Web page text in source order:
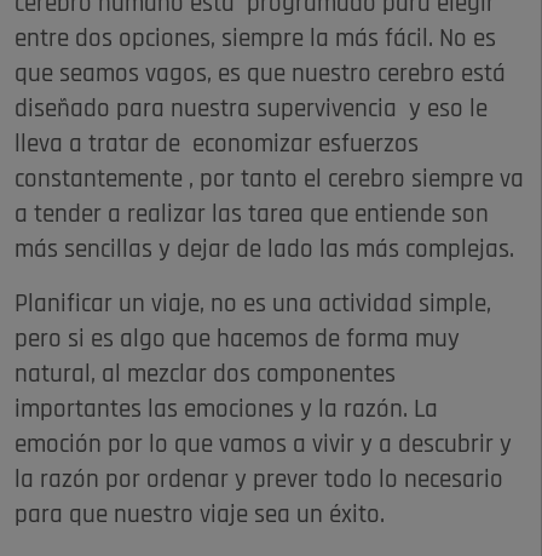
entre dos opciones, siempre la más fácil. No es
que seamos vagos, es que nuestro cerebro está
diseñado para nuestra supervivencia y eso le
lleva a tratar de economizar esfuerzos
constantemente , por tanto el cerebro siempre va
a tender a realizar las tarea que entiende son
más sencillas y dejar de lado las más complejas.
Planificar un viaje, no es una actividad simple,
pero si es algo que hacemos de forma muy
natural, al mezclar dos componentes
importantes las emociones y la razón. La
emoción por lo que vamos a vivir y a descubrir y
la razón por ordenar y prever todo lo necesario
para que nuestro viaje sea un éxito.